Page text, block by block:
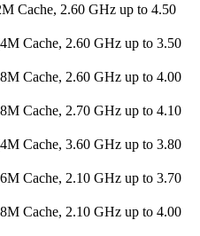
Cache, 2.60 GHz up to 4.50
Cache, 2.60 GHz up to 3.50
Cache, 2.60 GHz up to 4.00
Cache, 2.70 GHz up to 4.10
Cache, 3.60 GHz up to 3.80
Cache, 2.10 GHz up to 3.70
Cache, 2.10 GHz up to 4.00